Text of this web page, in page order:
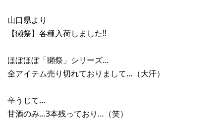
山口県より
【獺祭】各種入荷しました‼︎
ほぼほぼ「獺祭」シリーズ…
全アイテム売り切れておりまして…（大汗）
辛うじて…
甘酒のみ…3本残っており…（笑）